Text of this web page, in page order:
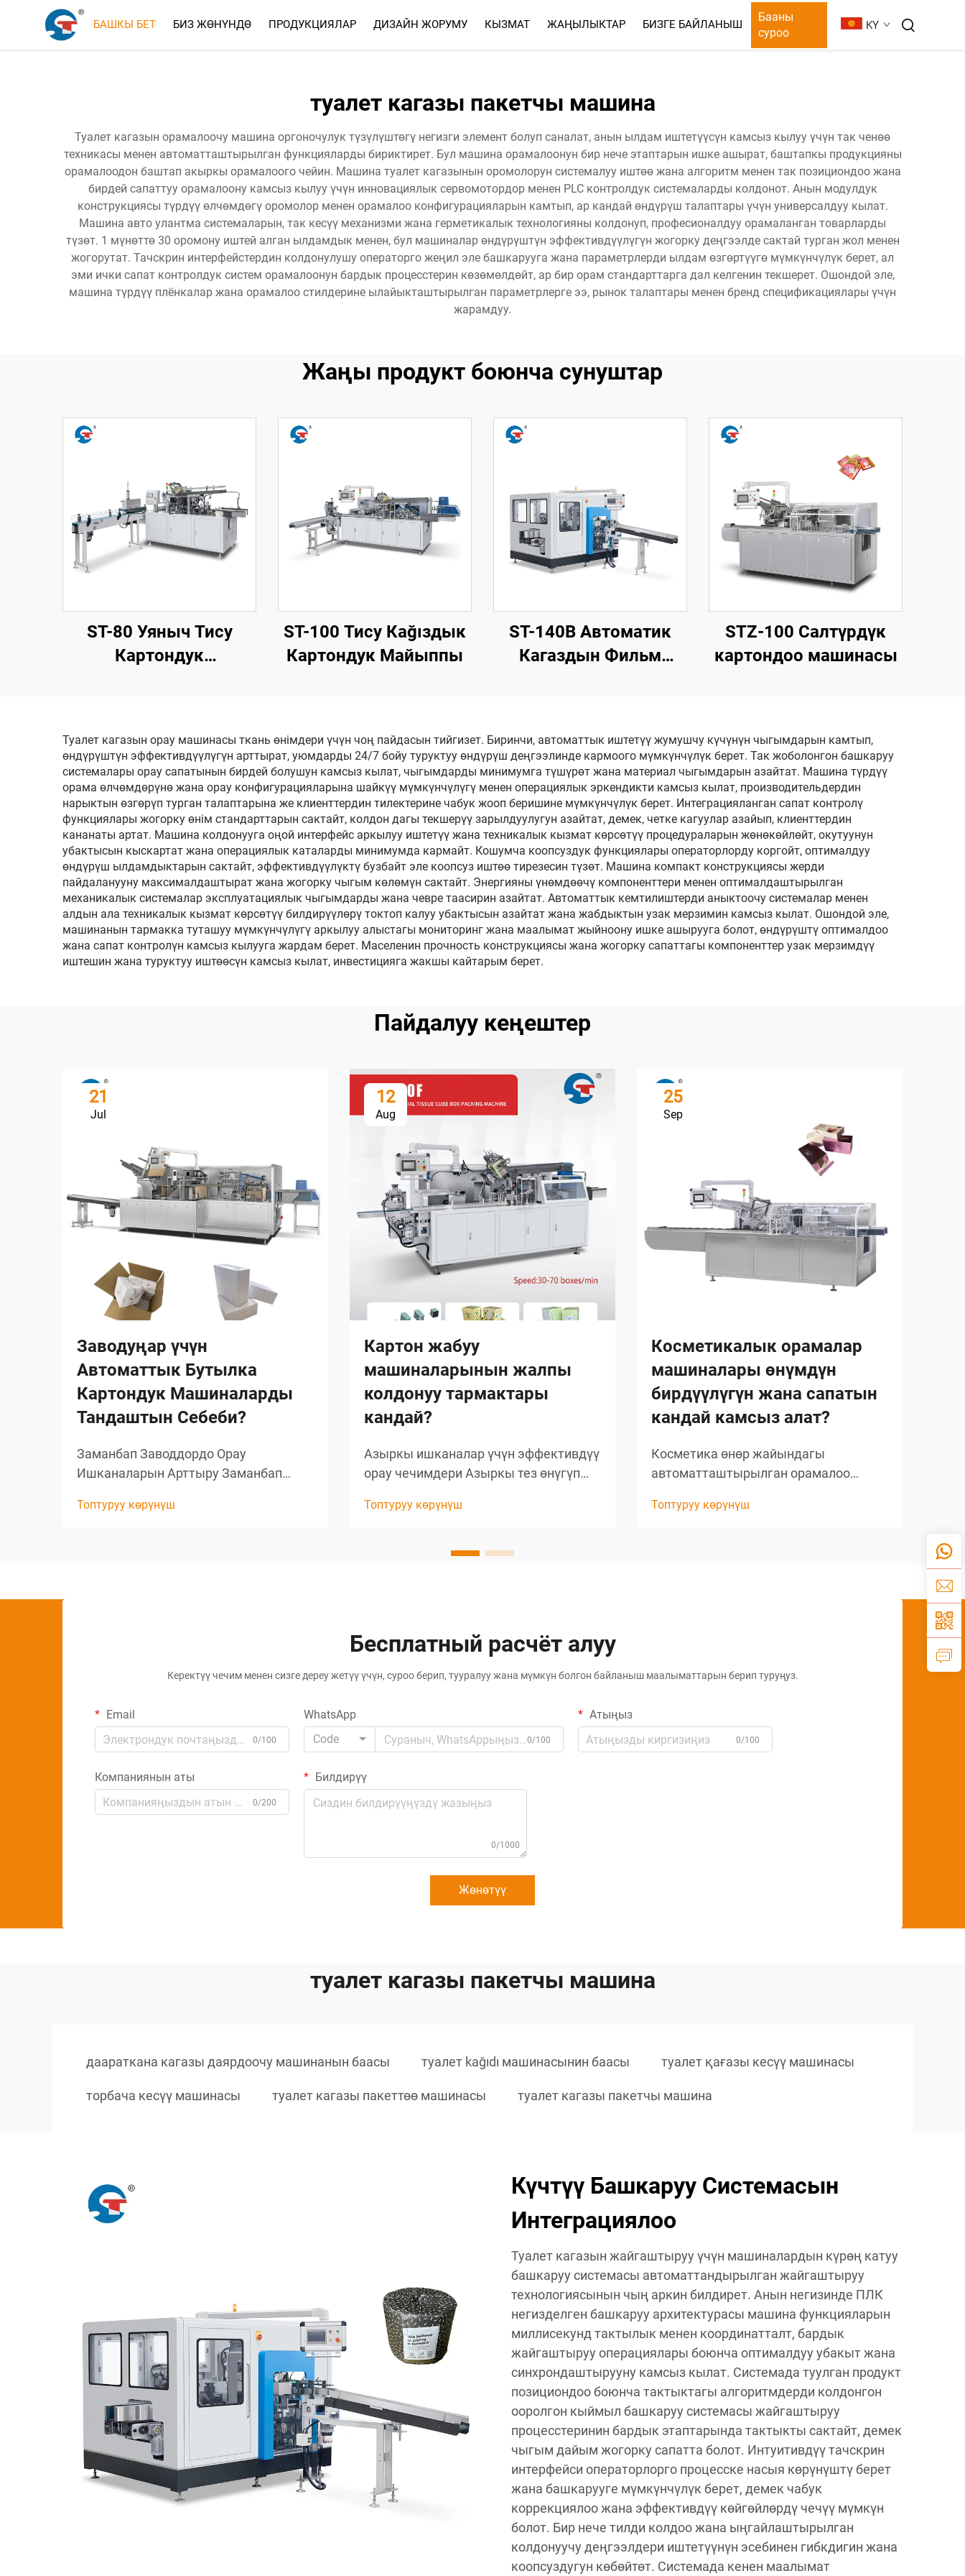
БАШКЫ БЕТ БИЗ ЖӨНҮНДӨ ПРОДУКЦИЯЛАР ДИЗАЙН ЖОРУМУ КЫЗМАТ ЖАҢЫЛЫКТАР БИЗГЕ БАЙЛАНЫШ
Бааны
суроо
KY
туалет кагазы пакетчы машина
Туалет кагазын орамалоочу машина оргоночулук түзүлүштөгү негизги элемент болуп саналат, анын ылдам иштетүүсүн камсыз кылуу үчүн так ченөө
техникасы менен автоматташтырылган функцияларды бириктирет. Бул машина орамалоонун бир нече этаптарын ишке ашырат, баштапкы продукцияны
орамалоодон баштап акыркы орамалоого чейин. Машина туалет кагазынын оромолорун системалуу иштөө жана алгоритм менен так позициондоо жана
бирдей сапаттуу орамалоону камсыз кылуу үчүн инновациялык сервомотордор менен PLC контролдук системаларды колдонот. Анын модулдук
конструкциясы түрдүү өлчөмдөгү оромолор менен орамалоо конфигурацияларын камтып, ар кандай өндүрүш талаптары үчүн универсалдуу кылат.
Машина авто улантма системаларын, так кесүү механизми жана герметикалык технологияны колдонуп, професионалдуу орамаланган товарларды
түзөт. 1 мүнөттө 30 оромону иштей алган ылдамдык менен, бул машиналар өндүрүштүн эффективдүүлүгүн жогорку деңгээлде сактай турган жол менен
жогорутат. Тачскрин интерфейстердин колдонулушу операторго жеңил эле башкарууга жана параметрлерди ылдам өзгөртүүгө мүмкүнчүлүк берет, ал
эми ички сапат контролдук систем орамалоонун бардык процесстерин көзөмөлдөйт, ар бир орам стандарттарга дал келгенин текшерет. Ошондой эле,
машина түрдүү плёнкалар жана орамалоо стилдерине ылайыкташтырылган параметрлерге ээ, рынок талаптары менен бренд спецификациялары үчүн
жарамдуу.
Жаңы продукт боюнча сунуштар
ST-80 Уяныч Тису
Картондук
ST-100 Тису Каğıздык
Картондук Майыппы
ST-140B Автоматик
Кагаздын Фильм
STZ-100 Салтүрдүк
картондоо машинасы
Туалет кагазын орау машинасы ткань өнімдери үчүн чоң пайдасын тийгизет. Биринчи, автоматтык иштетүү жумушчу күчүнүн чыгымдарын камтып,
өндүрүштүн эффективдүүлүгүн арттырат, уюмдарды 24/7 бойу туруктуу өндүрүш деңгээлинде кармоого мүмкүнчүлүк берет. Так жоболонгон башкаруу
системалары орау сапатынын бирдей болушун камсыз кылат, чыгымдарды минимумга түшүрөт жана материал чыгымдарын азайтат. Машина түрдүү
орама өлчөмдөрүнө жана орау конфигурацияларына шайкүү мүмкүнчүлүгү менен операциялык эркендикти камсыз кылат, производительдердин
нарыктын өзгөрүп турган талаптарына же клиенттердин тилектерине чабук жооп беришине мүмкүнчүлүк берет. Интеграцияланган сапат контролү
функциялары жогорку өнім стандарттарын сактайт, колдон дагы текшерүү зарылдуулугун азайтат, демек, четке кагуулар азайып, клиенттердин
кананаты артат. Машина колдонууга оңой интерфейс аркылуу иштетүү жана техникалык кызмат көрсөтүү процедураларын жөнөкөйлөйт, окутуунун
убактысын кыскартат жана операциялык каталарды минимумда кармайт. Кошумча коопсуздук функциялары операторлорду коргойт, оптималдуу
өндүрүш ылдамдыктарын сактайт, эффективдүүлүктү бузбайт эле коопсуз иштөө тирезесин түзөт. Машина компакт конструкциясы жерди
пайдаланууну максималдаштырат жана жогорку чыгым көлөмүн сактайт. Энергияны үнөмдөөчү компоненттери менен оптималдаштырылган
механикалык системалар эксплуатациялык чыгымдарды жана чевре таасирин азайтат. Автоматтык кемтилиштерди аныктоочу системалар менен
алдын ала техникалык кызмат көрсөтүү билдирүүлөрү токтоп калуу убактысын азайтат жана жабдыктын узак мерзимин камсыз кылат. Ошондой эле,
машинанын тармакка туташуу мүмкүнчүлүгү аркылуу алыстагы мониторинг жана маалымат жыйноону ишке ашырууга болот, өндүрүштү оптималдоо
жана сапат контролүн камсыз кылууга жардам берет. Маселенин прочность конструкциясы жана жогорку сапаттагы компоненттер узак мерзимдүү
иштешин жана туруктуу иштөөсүн камсыз кылат, инвестицияга жакшы кайтарым берет.
Пайдалуу кеңештер
21
Jul
Заводуңар үчүн
Автоматтык Бутылка
Картондук Машиналарды
Тандаштын Себеби?
Заманбап Заводдордо Орау
Ишканаларын Арттыру Заманбап
тактык конкурентке каршы
Топтуруу көрүнүш
12
Aug
Картон жабуу
машиналарынын жалпы
колдонуу тармактары
кандай?
Азыркы ишканалар үчүн эффективдүү
орау чечимдери Азыркы тез өнүгүп
мунараларында ораштын
муун болуп саналат. Картон жабуу
Топтуруу көрүнүш
25
Sep
Косметикалык орамалар
машиналары өнүмдүн
бирдүүлүгүн жана сапатын
кандай камсыз алат?
Косметика өнөр жайындагы
автоматташтырылган орамалоо
Косметика өндүрүш сектору
Топтуруу көрүнүш
эң
Бесплатный расчёт алуу
Керектүү чечим менен сизге дереу жетүү үчүн, суроо берип, тууралуу жана мүмкүн болгон байланыш маалыматтарын берип туруңуз.
Email
0/100
WhatsApp
Code
0/100
Атыңыз
0/100
Компаниянын аты
0/200
Билдирүү
0/1000
Жөнөтүү
туалет кагазы пакетчы машина
даараткана кагазы даярдоочу машинанын баасы туалет kağıdı машинасынин баасы туалет қағазы кесүү машинасы
торбача кесүү машинасы туалет кагазы пакеттөө машинасы туалет кагазы пакетчы машина
Күчтүү Башкаруу Системасын
Интеграциялоо
Туалет кагазын жайгаштыруу үчүн машиналардын күрөң катуу
башкаруу системасы автоматтандырылган жайгаштыруу
технологиясынын чың аркин билдирет. Анын негизинде ПЛК
негизделген башкаруу архитектурасы машина функцияларын
миллисекунд тактылык менен координатталт, бардык
жайгаштыруу операциялары боюнча оптималдуу убакыт жана
синхрондаштырууну камсыз кылат. Системада туулган продукт
позициондоо боюнча тактыктагы алгоритмдерди колдонгон
ооролгон кыймыл башкаруу системасы жайгаштыруу
процесстеринин бардык этаптарында тактыкты сактайт, демек
чыгым дайым жогорку сапатта болот. Интуитивдүү тачскрин
интерфейси операторлорго процесске насыя көрүнүштү берет
жана башкарууге мүмкүнчүлүк берет, демек чабук
коррекциялоо жана эффективдүү көйгөйлөрдү чечүү мүмкүн
болот. Бир нече тилди колдоо жана ыңгайлаштырылган
колдонуучу деңгээлдери иштетүүнүн эсебинен гибкдигин жана
коопсуздугун көбөйтөт. Системада кенен маалымат